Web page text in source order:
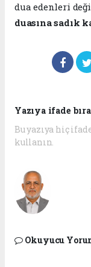
dua edenleri
duasına sadık
Yazıya ifade
Bu yazıya hiç
kullanın.
Okuyucu